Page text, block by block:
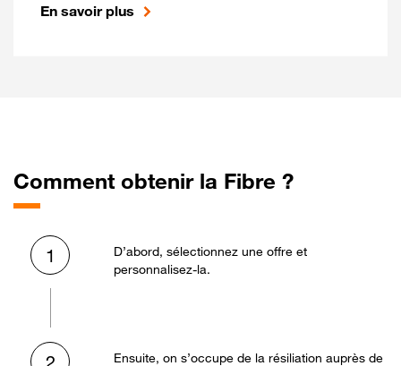
En savoir plus
Comment obtenir la Fibre ?
1
D’abord, sélectionnez une offre et
personnalisez-la.
Ensuite, on s’occupe de la résiliation auprès de